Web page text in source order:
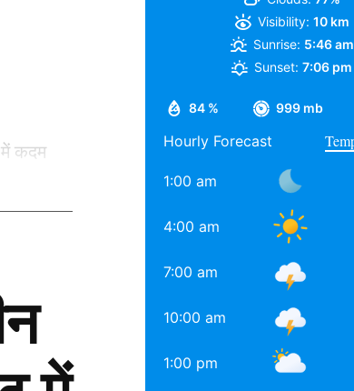
कदम
शुमार
84 % 999 mb
Visibility: 10 km
Sunrise: 5:46 am
Sunset: 7:06 pm
Hourly Forecast
1:00 am
4:00 am
7:00 am
10:00 am
1:00 pm